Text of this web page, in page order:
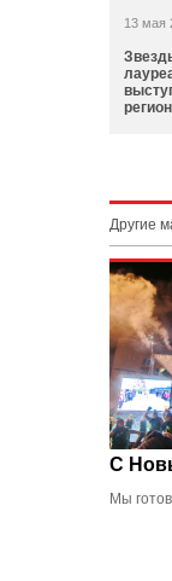
13 мая
Другие
С
Мы